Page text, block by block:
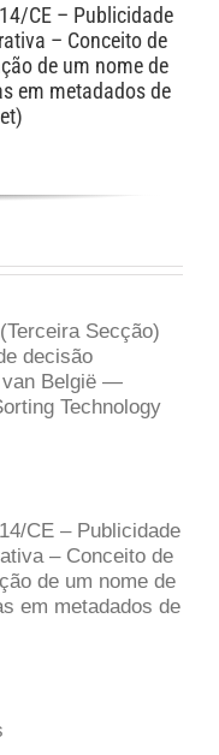
CE – Publicidade
– Conceito de
de um nome de
em metadados de
Secção)
decisão
van België —
Technology
CE – Publicidade
– Conceito de
de um nome de
em metadados de